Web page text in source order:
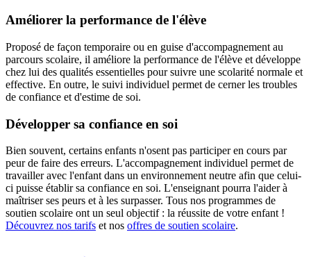
Améliorer la performance de l'élève
Proposé de façon temporaire ou en guise d'accompagnement au
parcours scolaire, il améliore la performance de l'élève et développe
chez lui des qualités essentielles pour suivre une scolarité normale et
effective. En outre, le suivi individuel permet de cerner les troubles
de confiance et d'estime de soi.
Développer sa confiance en soi
Bien souvent, certains enfants n'osent pas participer en cours par
peur de faire des erreurs. L'accompagnement individuel permet de
travailler avec l'enfant dans un environnement neutre afin que celui-
ci puisse établir sa confiance en soi. L'enseignant pourra l'aider à
maîtriser ses peurs et à les surpasser. Tous nos programmes de
soutien scolaire ont un seul objectif : la réussite de votre enfant !
Découvrez nos tarifs et nos offres de soutien scolaire.